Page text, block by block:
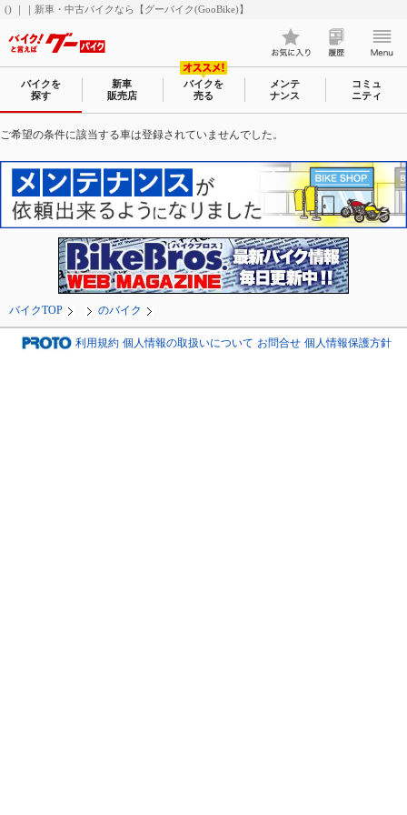
() ｜｜新車・中古バイクなら【グーバイク(GooBike)】
バイクを
探す
新車
販売店
バイクを
売る
メンテ
ナンス
コミュ
ニティ
ご希望の条件に該当する車は登録されていませんでした。
バイクTOP のバイク
利用規約 個人情報の取扱いについて お問合せ 個人情報保護方針